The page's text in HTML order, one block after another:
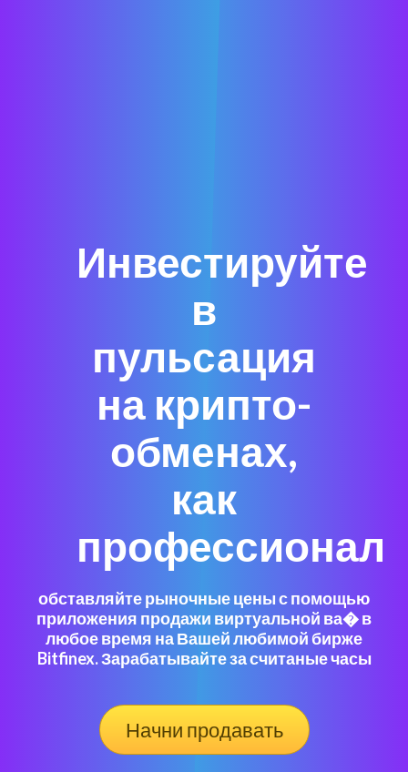
Инвестируйте
в
пульсация
на крипто-
обменах,
как
профессионал
обставляйте рыночные цены с помощью
приложения продажи виртуальной ва� в
любое время на Вашей любимой бирже
Bitfinex. Зарабатывайте за считаные часы
Начни продавать